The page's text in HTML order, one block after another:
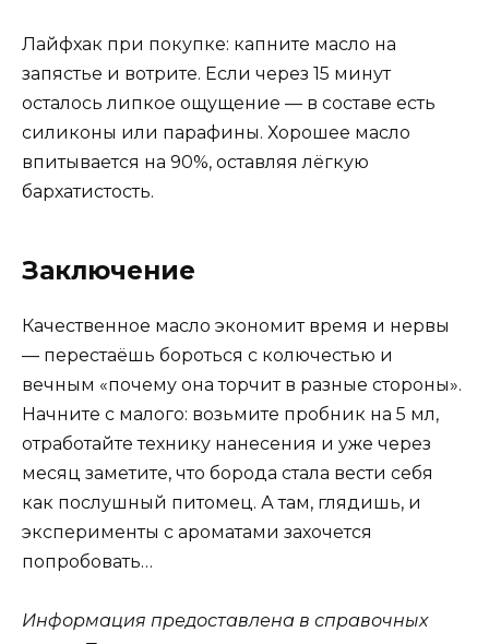
Лайфхак при покупке: капните масло на
запястье и вотрите. Если через 15 минут
осталось липкое ощущение — в составе есть
силиконы или парафины. Хорошее масло
впитывается на 90%, оставляя лёгкую
бархатистость.
Заключение
Качественное масло экономит время и нервы
— перестаёшь бороться с колючестью и
вечным «почему она торчит в разные стороны».
Начните с малого: возьмите пробник на 5 мл,
отработайте технику нанесения и уже через
месяц заметите, что борода стала вести себя
как послушный питомец. А там, глядишь, и
эксперименты с ароматами захочется
попробовать…
Информация предоставлена в справочных